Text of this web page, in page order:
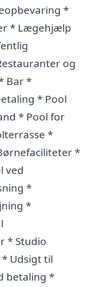
*
* Lægehjælp
og
Bar *
* Pool
* Pool for
*
*
ved
*
*
* Studio
* Udsigt til
betaling *